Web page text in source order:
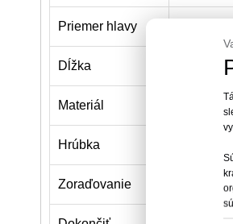
Priemer hlavy
Dĺžka 38 mm
Materiál Plne
Hrúbka
Zoraďovanie Lepidlo